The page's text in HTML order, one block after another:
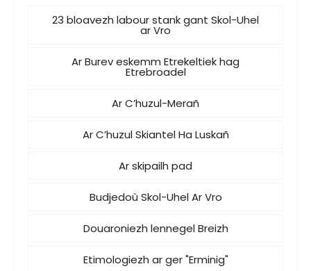
23 bloavezh labour stank gant Skol-Uhel
ar Vro
Ar Burev eskemm Etrekeltiek hag
Etrebroadel
Ar C’huzul-Merañ
Ar C’huzul Skiantel Ha Luskañ
Ar skipailh pad
Budjedoù Skol-Uhel Ar Vro
Douaroniezh lennegel Breizh
Etimologiezh ar ger "Erminig"